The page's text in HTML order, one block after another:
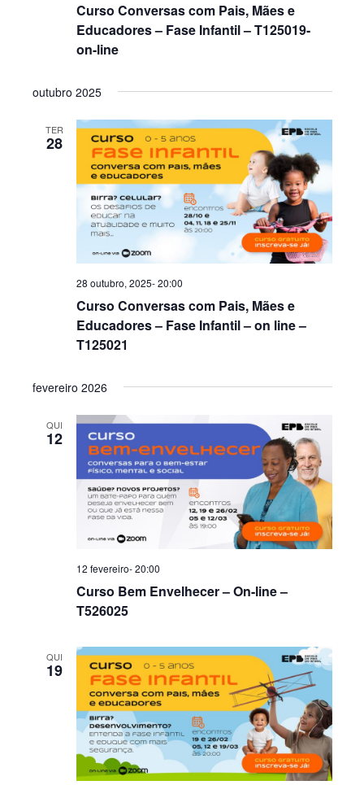
Curso Conversas com Pais, Mães e
Educadores – Fase Infantil – T125019-
on-line
outubro 2025
TER
28
Curso Conversas com Pais, Mães e
Educadores – Fase Infantil – on line –
T125021
28 outubro, 2025- 20:00
fevereiro 2026
QUI
12
Curso Bem Envelhecer – On-line –
T526025
12 fevereiro- 20:00
QUI
19